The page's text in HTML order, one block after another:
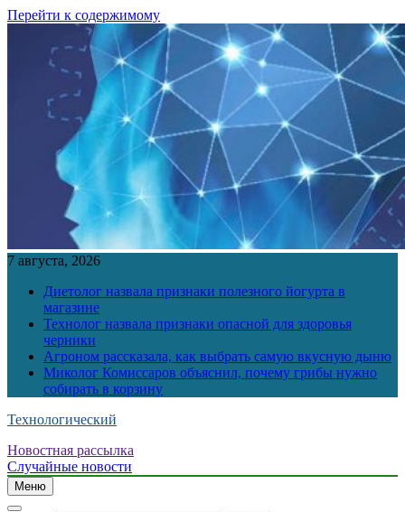
Перейти к содержимому
7 августа, 2026
Диетолог назвала признаки полезного йогурта в
магазине
Технолог назвала признаки опасной для здоровья
черники
Агроном рассказала, как выбрать самую вкусную дыню
Миколог Комиссаров объяснил, почему грибы нужно
собирать в корзину
Технологический
Новостная рассылка
Случайные новости
Меню